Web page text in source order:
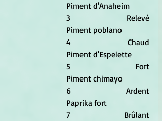
Piment d'Anaheim
3		Relevé
Piment poblano
4		Chaud
Piment d'Espelette
5		Fort
Piment chimayo
6		Ardent
Paprika fort
7		Brûlant